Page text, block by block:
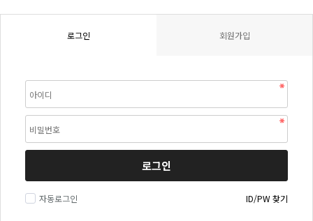
로그인 회원가입
로그인
자동로그인 ID/PW 찾기